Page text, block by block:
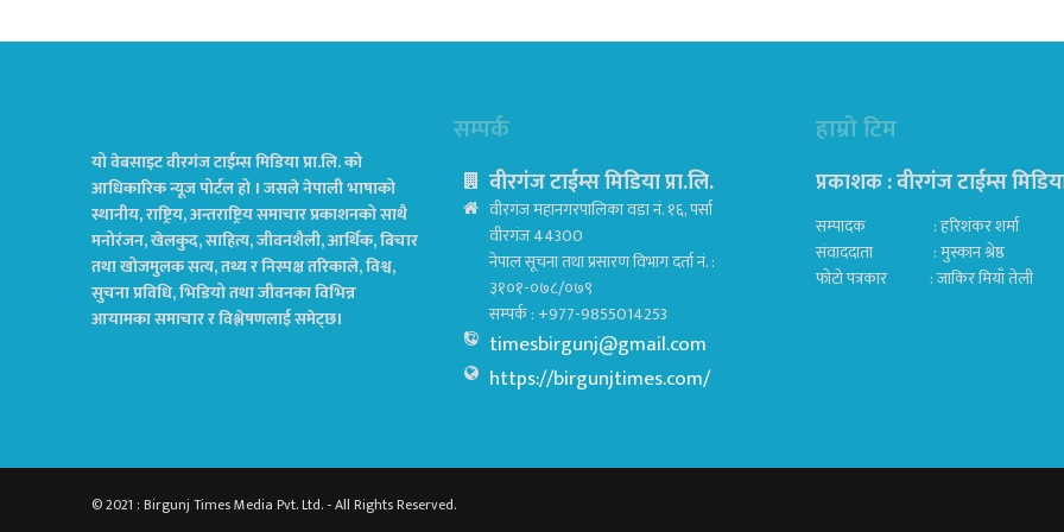
यो वेबसाइट वीरगंज टाईम्स मिडिया प्रा.लि. को
आधिकारिक न्यूज पोर्टल हो । जसले नेपाली भाषाको
स्थानीय, राष्ट्रिय, अन्तराष्ट्रिय समाचार प्रकाशनको साथै
मनोरंजन, खेलकुद, साहित्य, जीवनशैली, आर्थिक, बिचार
तथा खोजमुलक सत्य, तथ्य र निस्पक्ष तरिकाले, विश्व,
सुचना प्रविधि, भिडियो तथा जीवनका विभिन्न
आयामका समाचार र विश्लेषणलाई समेट्छ।
सम्पर्क
वीरगंज टाईम्स मिडिया प्रा.लि.
वीरगंज महानगरपालिका वडा नं. १६, पर्सा
वीरगंज 44300
नेपाल सूचना तथा प्रसारण विभाग दर्ता नं. :
३१०१-०७८/०७९
सम्पर्क : +977-9855014253
timesbirgunj@gmail.com
https://birgunjtimes.com/
हाम्रो टिम
प्रकाशक : वीरगंज टाईम्स
सम्पादक : हरिशंकर शर्मा
संवाददाता : मुस्कान श्रेष्ठ
फोटो पत्रकार : जाकिर मियाँ तेली
© 2021 : Birgunj Times Media Pvt. Ltd. - All Rights Reserved.